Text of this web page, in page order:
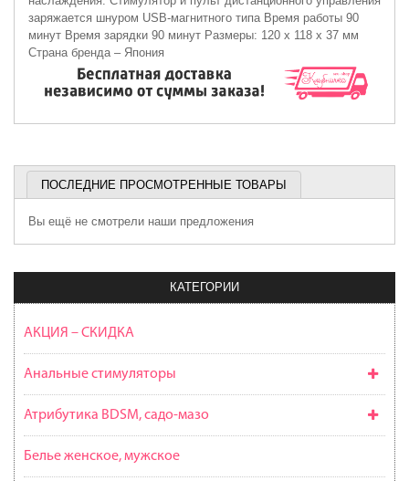
заряжается шнуром USB-магнитного типа Время работы 90
минут Время зарядки 90 минут Размеры: 120 х 118 х 37 мм
Страна бренда – Япония
ПОСЛЕДНИЕ ПРОСМОТРЕННЫЕ ТОВАРЫ
Вы ещё не смотрели наши предложения
КАТЕГОРИИ
АКЦИЯ – СКИДКА
Анальные стимуляторы
Атрибутика BDSM, садо-мазо
Белье женское, мужское